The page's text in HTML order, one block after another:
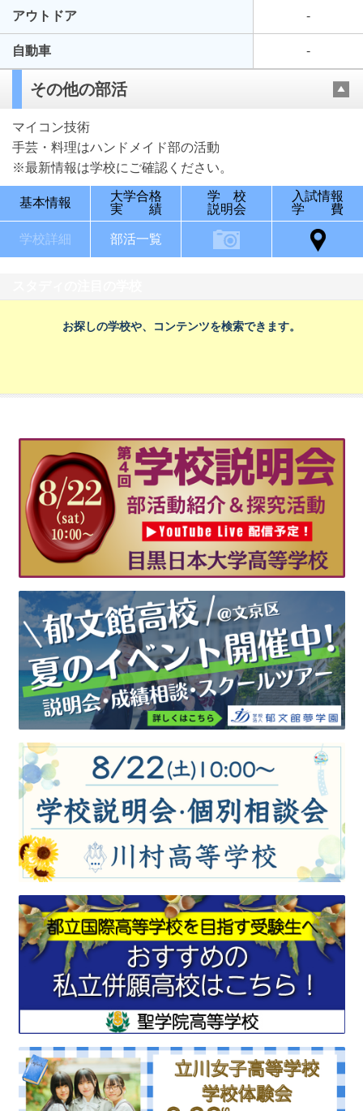
アウトドア -
自動車 -
その他の部活
マイコン技術
手芸・料理はハンドメイド部の活動
※最新情報は学校にご確認ください。
基本情報
大学合格
実 績
学 校
説明会
入試情報
学 費
学校詳細 部活一覧
お探しの学校や、コンテンツを検索できます。